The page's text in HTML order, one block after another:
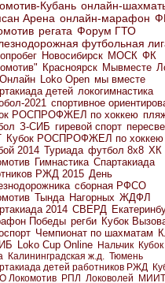
Кубань онлайн-
Арена онлайн-марафон
регата Форум ГТО
футбольная
Новосибирск МОСК ФК
Красноярск Мывместе
Loko Open мы вместе
детей локогимнастика
2021 спортивное
РОСПРОФЖЕЛ по хоккею
З-СИБ гиревой спорт
Кубок РОСПРОФЖЕЛ по хоккею
2014 Туриада футбол 8х8 ХК
Гимнастика Спартакиада
РЖД 2015 День
сборная РФСО
Тында Нагорных ЖДФЛ
2014 СВЕРД
Победы регби Кубок
Чемпионат по шахматам
Loko Cup Online Нальчик Кубок
Калининградская ж.д. Тюмень
детей работников РЖД
Локомотив РПЛ Локоволей
МИИТ